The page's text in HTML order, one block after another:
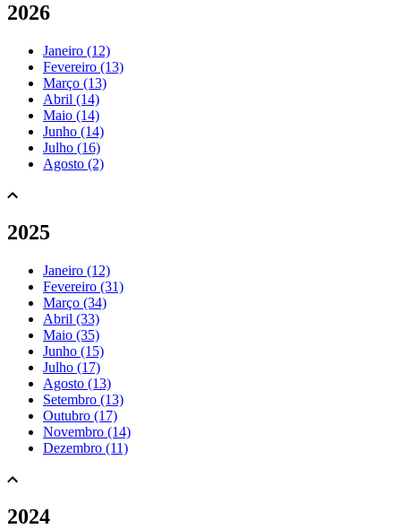
2026
Janeiro (12)
Fevereiro (13)
Março (13)
Abril (14)
Maio (14)
Junho (14)
Julho (16)
Agosto (2)
2025
Janeiro (12)
Fevereiro (31)
Março (34)
Abril (33)
Maio (35)
Junho (15)
Julho (17)
Agosto (13)
Setembro (13)
Outubro (17)
Novembro (14)
Dezembro (11)
2024